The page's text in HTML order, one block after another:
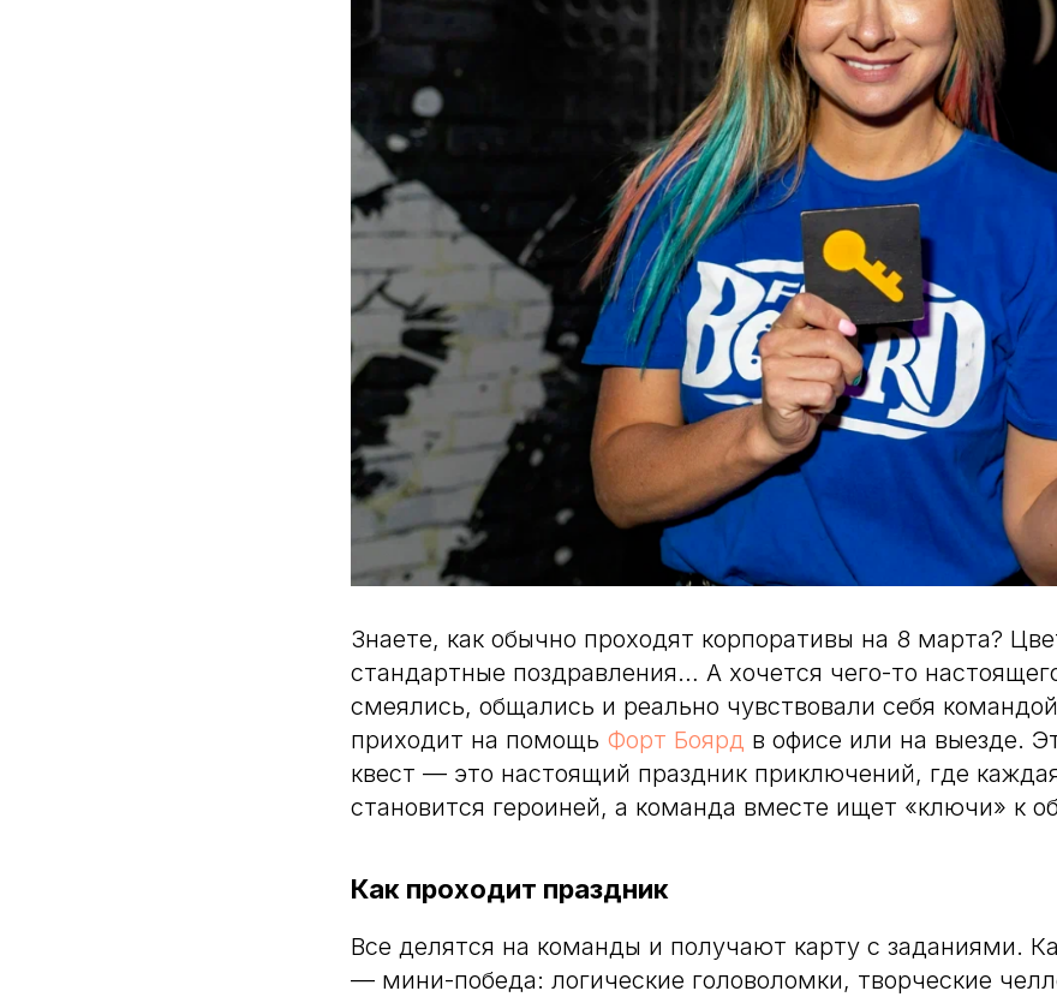
Знаете, как обычно проходят корпоративы на 8 марта?
стандартные поздравления… А хочется чего-то
смеялись, общались и реально чувствовали себя
приходит на помощь Форт Боярд в офисе или на выезде.
квест — это настоящий праздник приключений, где
становится героиней, а команда вместе ищет «ключи» к
Как проходит праздник
Все делятся на команды и получают карту с заданиями.
— мини-победа: логические головоломки, творческие